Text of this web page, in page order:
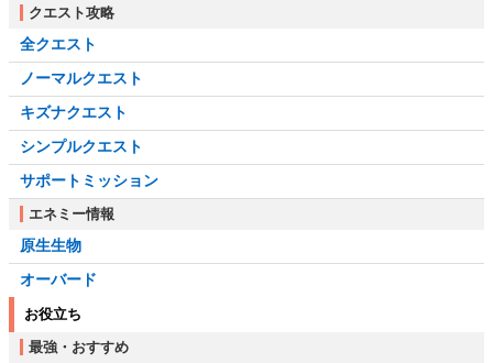
クエスト攻略
全クエスト
ノーマルクエスト
キズナクエスト
シンプルクエスト
サポートミッション
エネミー情報
原生生物
オーバード
お役立ち
最強・おすすめ